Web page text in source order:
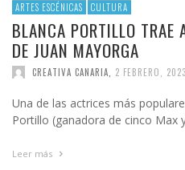
ARTES ESCÉNICAS CULTURA
BLANCA PORTILLO TRAE
DE JUAN MAYORGA
CREATIVA CANARIA 2 FEBRERO, 2023
Una de las actrices más
Portillo (ganadora de cinco Max
Leer más